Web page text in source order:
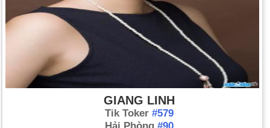
GIANG LINH
Tik Toker #579